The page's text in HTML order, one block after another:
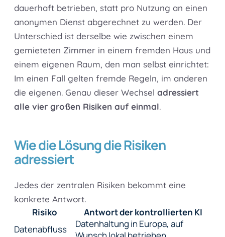
dauerhaft betrieben, statt pro Nutzung an einen
anonymen Dienst abgerechnet zu werden. Der
Unterschied ist derselbe wie zwischen einem
gemieteten Zimmer in einem fremden Haus und
einem eigenen Raum, den man selbst einrichtet:
Im einen Fall gelten fremde Regeln, im anderen
die eigenen. Genau dieser Wechsel adressiert
alle vier großen Risiken auf einmal.
Wie die Lösung die Risiken
adressiert
Jedes der zentralen Risiken bekommt eine
konkrete Antwort.
Risiko
Antwort der kontrollierten KI
Datenabfluss
Datenhaltung in Europa, auf